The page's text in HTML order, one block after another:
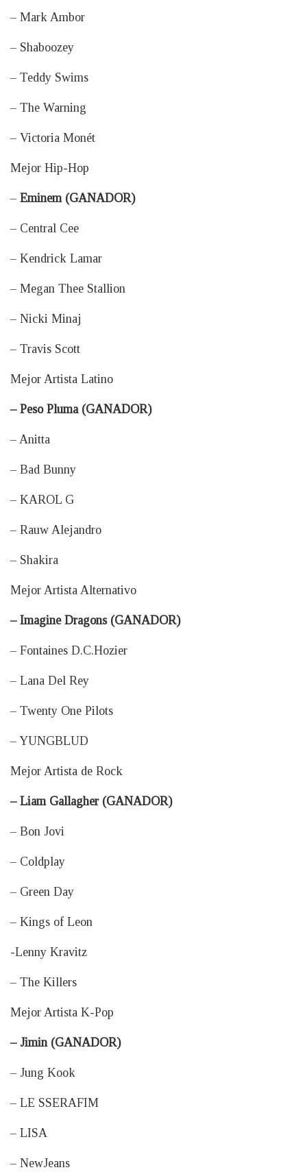
– Mark Ambor
– Shaboozey
– Teddy Swims
– The Warning
– Victoria Monét
Mejor Hip-Hop
– Eminem (GANADOR)
– Central Cee
– Kendrick Lamar
– Megan Thee Stallion
– Nicki Minaj
– Travis Scott
Mejor Artista Latino
– Peso Pluma (GANADOR)
– Anitta
– Bad Bunny
– KAROL G
– Rauw Alejandro
– Shakira
Mejor Artista Alternativo
– Imagine Dragons (GANADOR)
– Fontaines D.C.Hozier
– Lana Del Rey
– Twenty One Pilots
– YUNGBLUD
Mejor Artista de Rock
– Liam Gallagher (GANADOR)
– Bon Jovi
– Coldplay
– Green Day
– Kings of Leon
-Lenny Kravitz
– The Killers
Mejor Artista K-Pop
– Jimin (GANADOR)
– Jung Kook
– LE SSERAFIM
– LISA
– NewJeans